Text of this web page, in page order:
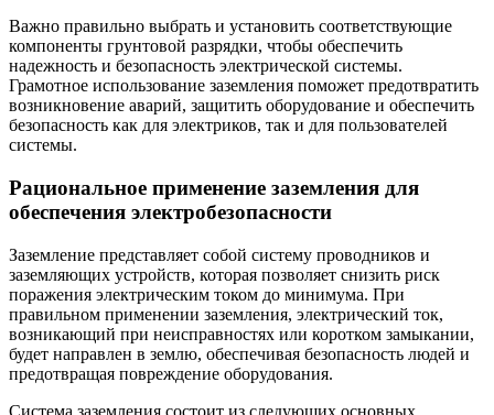
Важно правильно выбрать и установить соответствующие
компоненты грунтовой разрядки, чтобы обеспечить
надежность и безопасность электрической системы.
Грамотное использование заземления поможет предотвратить
возникновение аварий, защитить оборудование и обеспечить
безопасность как для электриков, так и для пользователей
системы.
Рациональное применение заземления для
обеспечения электробезопасности
Заземление представляет собой систему проводников и
заземляющих устройств, которая позволяет снизить риск
поражения электрическим током до минимума. При
правильном применении заземления, электрический ток,
возникающий при неисправностях или коротком замыкании,
будет направлен в землю, обеспечивая безопасность людей и
предотвращая повреждение оборудования.
Система заземления состоит из следующих основных